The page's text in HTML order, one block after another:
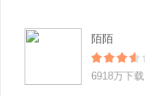
陌陌
6918万下载